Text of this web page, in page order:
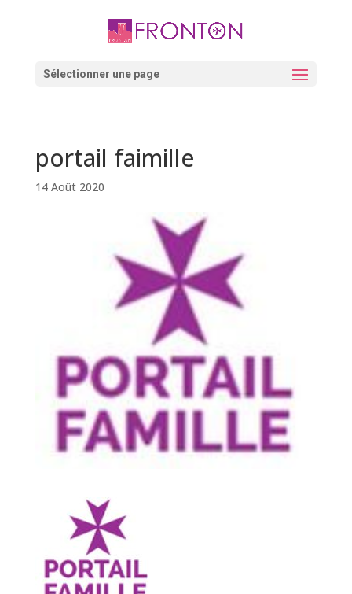
Sélectionner une page
portail faimille
14 Août 2020